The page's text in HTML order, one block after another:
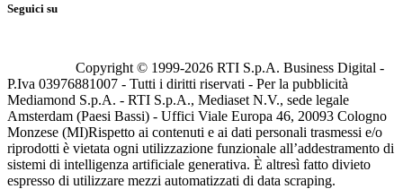
Seguici su
Copyright © 1999-2026 RTI S.p.A. Business Digital -
P.Iva 03976881007 - Tutti i diritti riservati - Per la pubblicità
Mediamond S.p.A. - RTI S.p.A., Mediaset N.V., sede legale
Amsterdam (Paesi Bassi) - Uffici Viale Europa 46, 20093 Cologno
Monzese (MI)Rispetto ai contenuti e ai dati personali trasmessi e/o
riprodotti è vietata ogni utilizzazione funzionale all’addestramento di
sistemi di intelligenza artificiale generativa. È altresì fatto divieto
espresso di utilizzare mezzi automatizzati di data scraping.